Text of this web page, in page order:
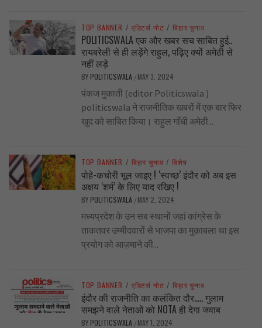
TOP BANNER / एडिटर्स नोट / बिहार चुनाव
POLITICSWALA एक और खबर सच साबित हुई..
रायबरेली से ही लड़ेंगे राहुल, पढ़िए क्यों अमेठी से
नहीं लड़े
BY POLITICSWALA / MAY 3, 2024
पंकज मुकाती (editor Politicswala )
politicswala ने राजनीतिक खबरों में एक बार फिर
खुद को साबित किया। राहुल गाँधी अमेठी...
TOP BANNER / बिहार चुनाव / विशेष
पोहे-कचोरी भूल जाइए ! ‘स्वच्छ’ इंदौर को अब इस
अक्षय ‘शर्म’ के लिए याद रखिए !
BY POLITICSWALA / MAY 2, 2024
मध्यप्रदेश के उन सब स्थानों जहां कांग्रेस के
ताकतवर उम्मीदवारों से भाजपा का मुक़ाबला था इस
प्रयोग को आज़माने की...
TOP BANNER / एडिटर्स नोट / बिहार चुनाव
इंदौर की राजनीति का कलंकित दौर….. गुलाम
समझने वाले नेताओं को NOTA ही देगा जवाब
BY POLITICSWALA / MAY 1, 2024